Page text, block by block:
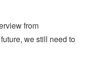
from
we still need to